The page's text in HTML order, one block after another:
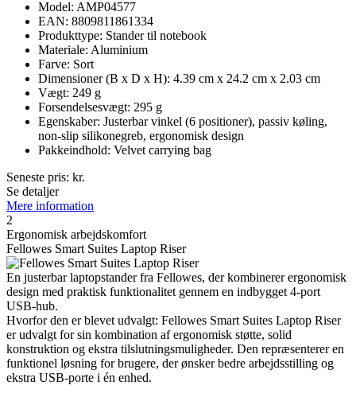
Model: AMP04577
EAN: 8809811861334
Produkttype: Stander til notebook
Materiale: Aluminium
Farve: Sort
Dimensioner (B x D x H): 4.39 cm x 24.2 cm x 2.03 cm
Vægt: 249 g
Forsendelsesvægt: 295 g
Egenskaber: Justerbar vinkel (6 positioner), passiv køling,
non-slip silikonegreb, ergonomisk design
Pakkeindhold: Velvet carrying bag
Seneste pris: kr.
Se detaljer
Mere information
2
Ergonomisk arbejdskomfort
Fellowes Smart Suites Laptop Riser
En justerbar laptopstander fra Fellowes, der kombinerer ergonomisk
design med praktisk funktionalitet gennem en indbygget 4-port
USB-hub.
Hvorfor den er blevet udvalgt: Fellowes Smart Suites Laptop Riser
er udvalgt for sin kombination af ergonomisk støtte, solid
konstruktion og ekstra tilslutningsmuligheder. Den repræsenterer en
funktionel løsning for brugere, der ønsker bedre arbejdsstilling og
ekstra USB-porte i én enhed.